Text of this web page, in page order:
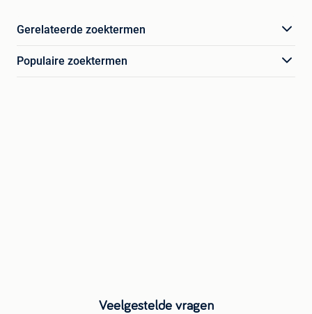
Gerelateerde zoektermen
Populaire zoektermen
Veelgestelde vragen